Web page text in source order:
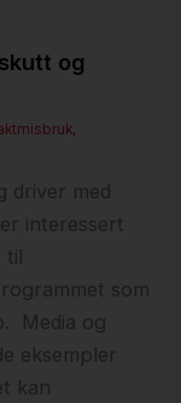
og
,
driver med
interessert
til
som
Media og
eksempler
kan